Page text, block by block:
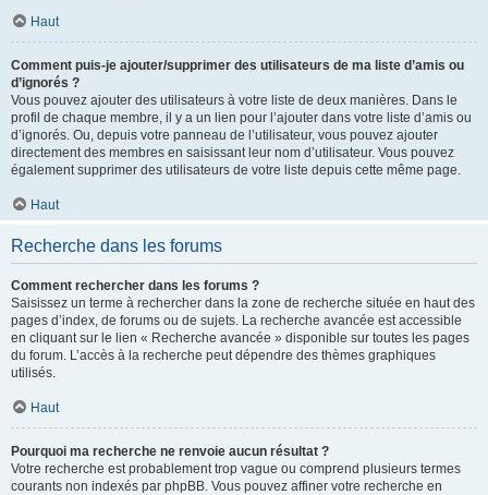
Haut
Comment puis-je ajouter/supprimer des utilisateurs de ma liste d’amis ou
d’ignorés ?
Vous pouvez ajouter des utilisateurs à votre liste de deux manières. Dans le
profil de chaque membre, il y a un lien pour l’ajouter dans votre liste d’amis ou
d’ignorés. Ou, depuis votre panneau de l’utilisateur, vous pouvez ajouter
directement des membres en saisissant leur nom d’utilisateur. Vous pouvez
également supprimer des utilisateurs de votre liste depuis cette même page.
Haut
Recherche dans les forums
Comment rechercher dans les forums ?
Saisissez un terme à rechercher dans la zone de recherche située en haut des
pages d’index, de forums ou de sujets. La recherche avancée est accessible
en cliquant sur le lien « Recherche avancée » disponible sur toutes les pages
du forum. L’accès à la recherche peut dépendre des thèmes graphiques
utilisés.
Haut
Pourquoi ma recherche ne renvoie aucun résultat ?
Votre recherche est probablement trop vague ou comprend plusieurs termes
courants non indexés par phpBB. Vous pouvez affiner votre recherche en